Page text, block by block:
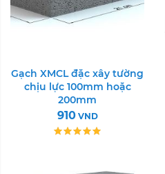
Gạch XMCL đặc xây tường
chịu lực 100mm hoặc
200mm
910 VND